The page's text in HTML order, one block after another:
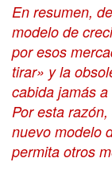
En resumen,
modelo de
por esos
tirar» yla
cabida jamás
Por esta
nuevo modelo
permita otros